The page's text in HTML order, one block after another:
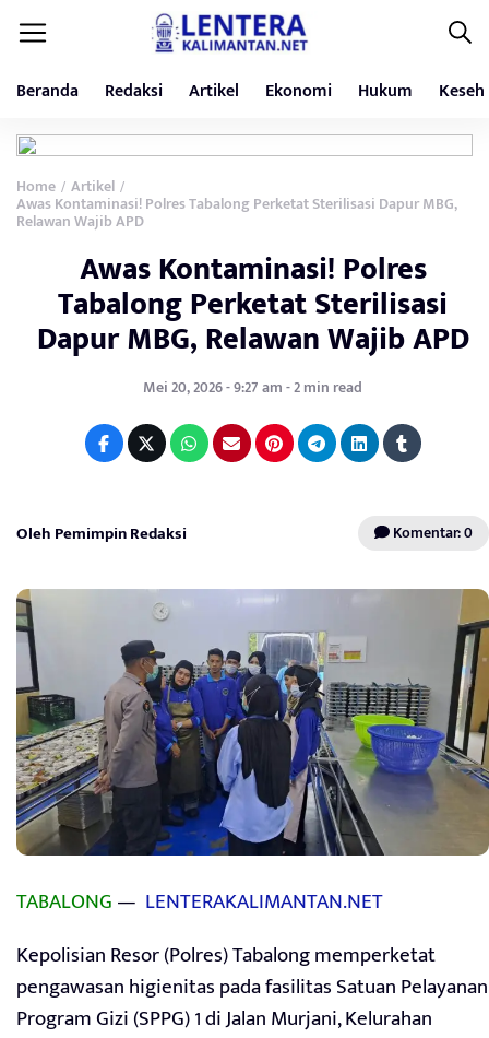
Beranda Redaksi Artikel Ekonomi Hukum
Home / Artikel /
Awas Kontaminasi! Polres Tabalong Perketat Sterilisasi Dapur MBG,
Relawan Wajib APD
Awas Kontaminasi! Polres
Tabalong Perketat Sterilisasi
Dapur MBG, Relawan Wajib APD
Mei 20, 2026 - 9:27 am - 2 min read
Oleh Pemimpin Redaksi Komentar: 0
TABALONG— LENTERAKALIMANTAN.NET
Kepolisian Resor (Polres) Tabalong memperketat
pengawasan higienitas pada fasilitas Satuan Pelayanan
Program Gizi (SPPG) 1 di Jalan Murjani, Kelurahan